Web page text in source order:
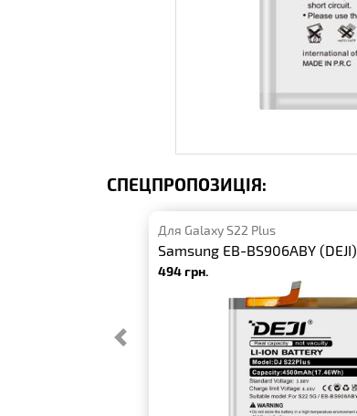
СПЕЦПРОПОЗИЦІЯ:
Для Galaxy S22 Plus
Samsung EB-BS906ABY (DEJI)
494 грн.